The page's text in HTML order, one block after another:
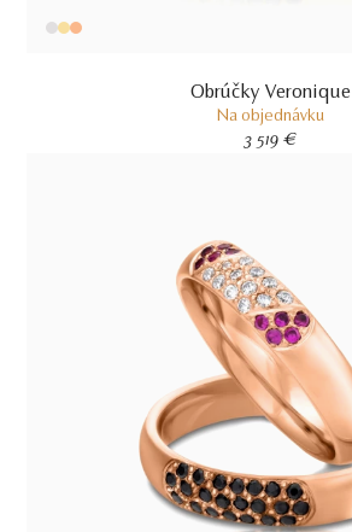
Obrúčky Veronique
Na objednávku
3 519 €